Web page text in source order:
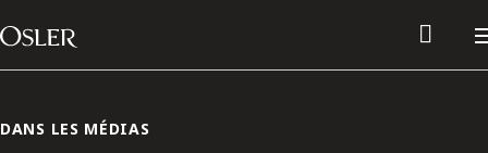
Passer au contenu
Main Navigation
DANS LES MÉDIAS